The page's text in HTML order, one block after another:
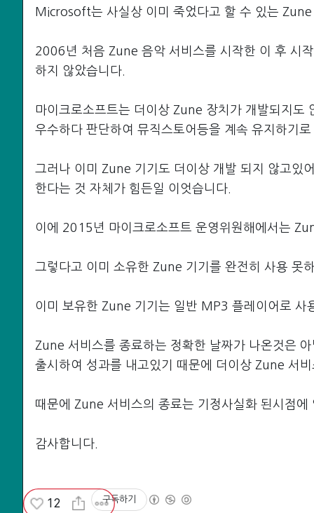
Microsoft는 사실상 이미 죽었다고 할 수 있는
2006년 처음 Zune 음악 서비스를 시작한 이 후 시
하지 않았습니다.
마이크로소프트는 더이상 Zune 장치가 개발되지
우수하다 판단하여 뮤직스토어등을 계속 유지하기
그러나 이미 Zune 기기도 더이상 개발 되지 않고있
한다는 것 자체가 힘든일 이엇습니다.
이에 2015년 마이크로소프트 운영위원해에서는
그렇다고 이미 소유한 Zune 기기를 완전히 사용 못
이미 보유한 Zune 기기는 일반 MP3 플레이어로
Zune 서비스를 종료하는 정확한 날짜가 나온것은
출시하여 성과를 내고있기 때문에 더이상 Zune 서
때문에 Zune 서비스의 종료는 기정사실화 된시점
감사합니다.
12 구독하기